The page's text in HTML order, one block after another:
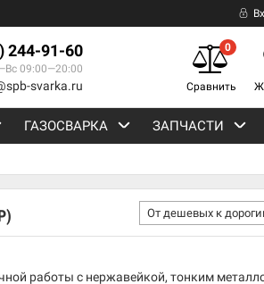
244-91-60
09:00—20:00
svarka.ru
0
Сравнить
ГАЗОСВАРКА ЗАПЧАСТИ
От дешевых к
работы с нержавейкой, тонким